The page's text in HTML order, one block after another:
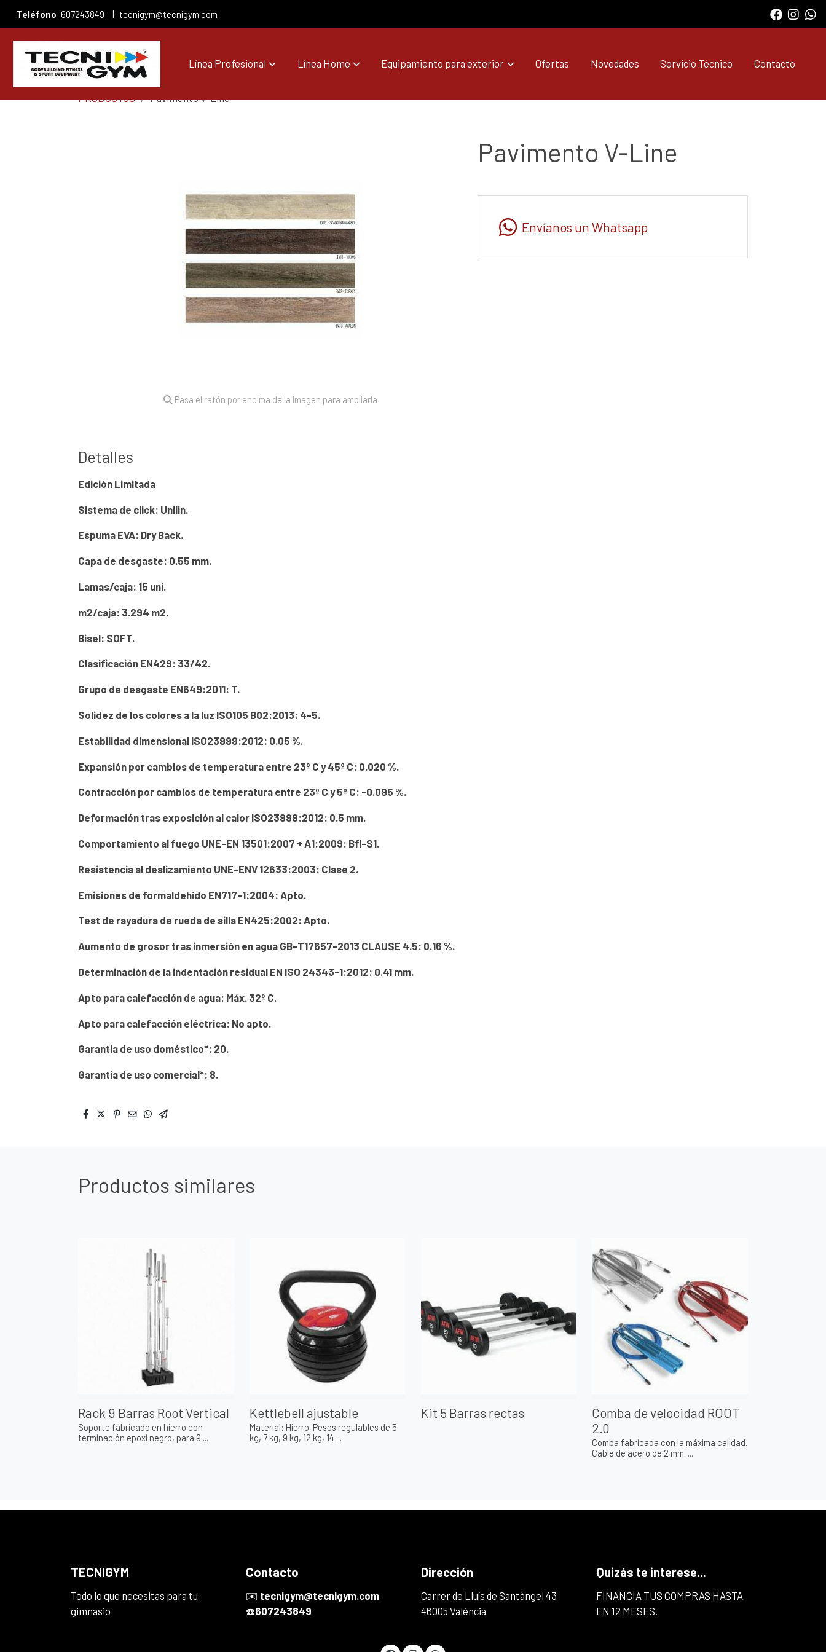
Teléfono 607243849 | tecnigym@tecnigym.com
Línea Profesional Línea Home Equipamiento para exterior Ofertas Novedades Servicio Técnico Contacto
PRODUCTOS Pavimento V-Line
Pasa el ratón por encima de la imagen para ampliarla
Detalles
Edición Limitada
Sistema de click: Unilin.
Espuma EVA: Dry Back.
Capa de desgaste: 0.55 mm.
Lamas/caja: 15 uni.
m2/caja: 3.294 m2.
Bisel: SOFT.
Clasificación EN429: 33/42.
Grupo de desgaste EN649:2011: T.
Solidez de los colores a la luz ISO105 B02:2013: 4-5.
Estabilidad dimensional ISO23999:2012: 0.05 %.
Expansión por cambios de temperatura entre 23º C y 45º C: 0.020 %.
Contracción por cambios de temperatura entre 23º C y 5º C: -0.095 %.
Deformación tras exposición al calor ISO23999:2012: 0.5 mm.
Comportamiento al fuego UNE-EN 13501:2007 + A1:2009: Bfl-S1.
Resistencia al deslizamiento UNE-ENV 12633:2003: Clase 2.
Emisiones de formaldehído EN717-1:2004: Apto.
Test de rayadura de rueda de silla EN425:2002: Apto.
Aumento de grosor tras inmersión en agua GB-T17657-2013 CLAUSE 4.5: 0.16 %.
Determinación de la indentación residual EN ISO 24343-1:2012: 0.41 mm.
Apto para calefacción de agua: Máx. 32º C.
Apto para calefacción eléctrica: No apto.
Garantía de uso doméstico*: 20.
Garantía de uso comercial*: 8.
Pavimento V-Line
Envíanos un Whatsapp
Productos similares
Rack 9 Barras Root Vertical
Soporte fabricado en hierro con
terminación epoxi negro, para 9 ...
Kettlebell ajustable
Material: Hierro. Pesos regulables de 5
kg, 7 kg, 9 kg, 12 kg, 14 ...
Kit 5 Barras rectas
Comba de velocidad ROOT
2.0
Comba fabricada con la máxima calidad.
Cable de acero de 2 mm. ...
TECNIGYM
Todo lo que necesitas para tu
gimnasio
Contacto
✉️ tecnigym@tecnigym.com
☎️607243849
Dirección
Carrer de Lluís de Santàngel 43
46005 València
Quizás te interese...
FINANCIA TUS COMPRAS HASTA
EN 12 MESES.